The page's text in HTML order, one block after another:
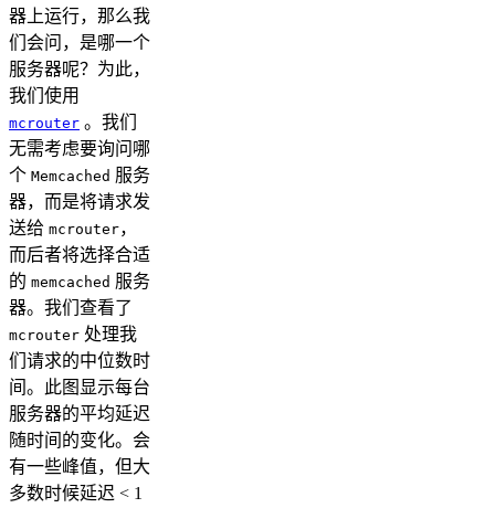
器上运行，那么我
们会问，是哪一个
服务器呢？为此，
我们使用
mcrouter 。我们
无需考虑要询问哪
个 Memcached 服务
器，而是将请求发
送给 mcrouter，
而后者将选择合适
的 memcached 服务
器。我们查看了
mcrouter 处理我
们请求的中位数时
间。此图显示每台
服务器的平均延迟
随时间的变化。会
有一些峰值，但大
多数时候延迟 < 1